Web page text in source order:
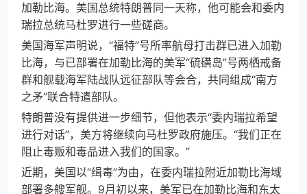
加勒比海。美国总统特朗普同一天称，他可能会和委内
瑞拉总统马杜罗进行一些磋商。
美国海军声明说，“福特”号所率航母打击群已进入加勒
比海，与已部署在加勒比海的美军“硫磺岛”号两栖戒备
群和舰载海军陆战队远征部队等会合，共同组成“南方
之矛”联合特遣部队。
特朗普没有提供进一步细节，但他表示“委内瑞拉希望
进行对话”，美方将继续向马杜罗政府施压。“我们正在
阻止毒贩和毒品进入我们的国家。”
近期，美国以“缉毒”为由，在委内瑞拉附近加勒比海域
部署多艘军舰。9月初以来，美军已在加勒比海和东太